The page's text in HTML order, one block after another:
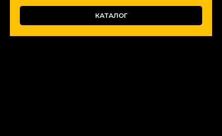
КАТАЛОГ